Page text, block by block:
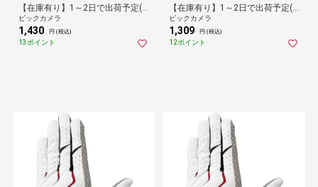
ビックカメラ
1,430 円 (税込)
13ポイント
ビックカメラ
1,309 円 (税込)
12ポイント